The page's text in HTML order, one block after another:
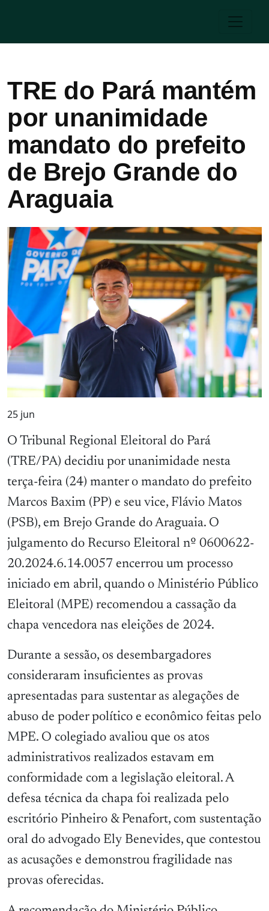
TRE do Pará mantém
por unanimidade
mandato do prefeito
de Brejo Grande do
Araguaia
25 jun
O Tribunal Regional Eleitoral do Pará
(TRE/PA) decidiu por unanimidade nesta
terça-feira (24) manter o mandato do prefeito
Marcos Baxim (PP) e seu vice, Flávio Matos
(PSB), em Brejo Grande do Araguaia. O
julgamento do Recurso Eleitoral nº 0600622-
20.2024.6.14.0057 encerrou um processo
iniciado em abril, quando o Ministério Público
Eleitoral (MPE) recomendou a cassação da
chapa vencedora nas eleições de 2024.
Durante a sessão, os desembargadores
consideraram insuficientes as provas
apresentadas para sustentar as alegações de
abuso de poder político e econômico feitas pelo
MPE. O colegiado avaliou que os atos
administrativos realizados estavam em
conformidade com a legislação eleitoral. A
defesa técnica da chapa foi realizada pelo
escritório Pinheiro & Penafort, com sustentação
oral do advogado Ely Benevides, que contestou
as acusações e demonstrou fragilidade nas
provas oferecidas.